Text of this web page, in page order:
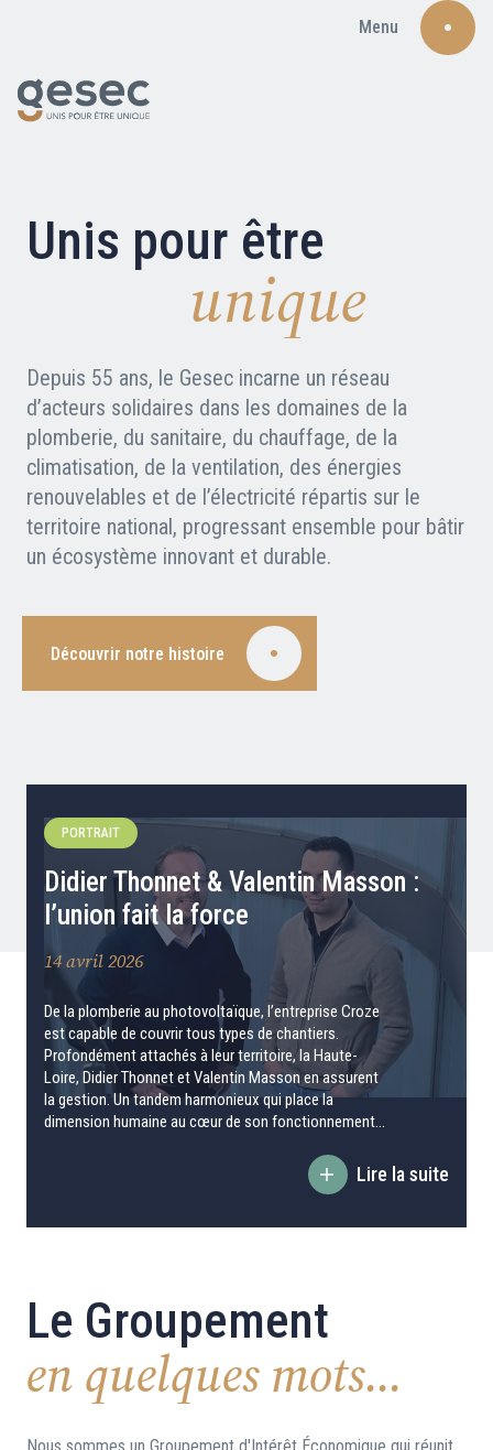
Menu
Nos adhérents
Carte du réseau
Nos partenaires
Clients professionnels
Nous rejoindre
Nous contacter
Recherche
Unis pour être
unique
Depuis 55 ans, le Gesec incarne un réseau
d’acteurs solidaires dans les domaines de la
plomberie, du sanitaire, du chauffage, de la
climatisation, de la ventilation, des énergies
renouvelables et de l’électricité répartis sur le
territoire national, progressant ensemble pour bâtir
un écosystème innovant et durable.
Découvrir notre histoire
PORTRAIT
Didier Thonnet & Valentin Masson :
l’union fait la force
14 avril 2026
De la plomberie au photovoltaïque, l’entreprise Croze
est capable de couvrir tous types de chantiers.
Profondément attachés à leur territoire, la Haute-
Loire, Didier Thonnet et Valentin Masson en assurent
la gestion. Un tandem harmonieux qui place la
dimension humaine au cœur de son fonctionnement...
Lire la suite
Le Groupement
en quelques mots...